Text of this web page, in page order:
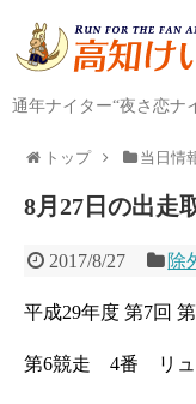
通年ナイター“夜さ恋ナ
トップ 当日情
8月27日の出走
2017/8/27 除
平成29年度 第7回 第
第6競走 4番 リュ